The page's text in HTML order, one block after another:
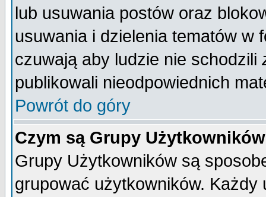
lub usuwania postów oraz
usuwania i dzielenia tematów w
czuwają aby ludzie nie schodzili
publikowali nieodpowiednich
Powrót do góry
Czym są Grupy
Grupy Użytkowników są
grupować użytkowników.